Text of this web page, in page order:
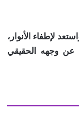
لإطفاء الأنوار،
الكشف عن وجهه الحقيقي